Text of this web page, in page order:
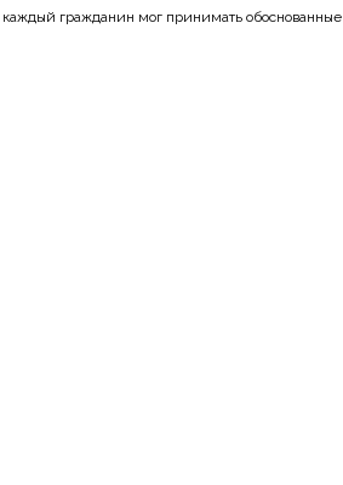
гражданин мог принимать обоснованные